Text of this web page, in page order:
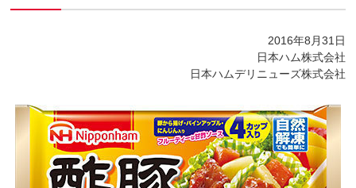
2016年8月31日
日本ハム株式会社
日本ハムデリニューズ株式会社